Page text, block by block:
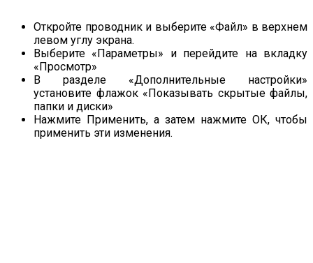
Откройте проводник и выберите «Файл» в верхнем
левом углу экрана.
Выберите «Параметры» и перейдите на вкладку
«Просмотр»
В разделе «Дополнительные настройки»
установите флажок «Показывать скрытые файлы,
папки и диски»
Нажмите Применить, а затем нажмите ОК, чтобы
применить эти изменения.